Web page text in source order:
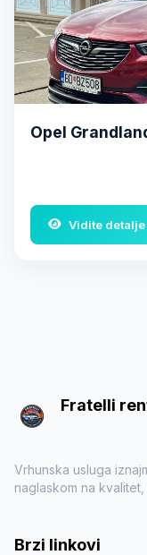
Opel
Vidite detalje
Fratelli
Vrhunska usluga
naglaskom na
Brzi linkovi